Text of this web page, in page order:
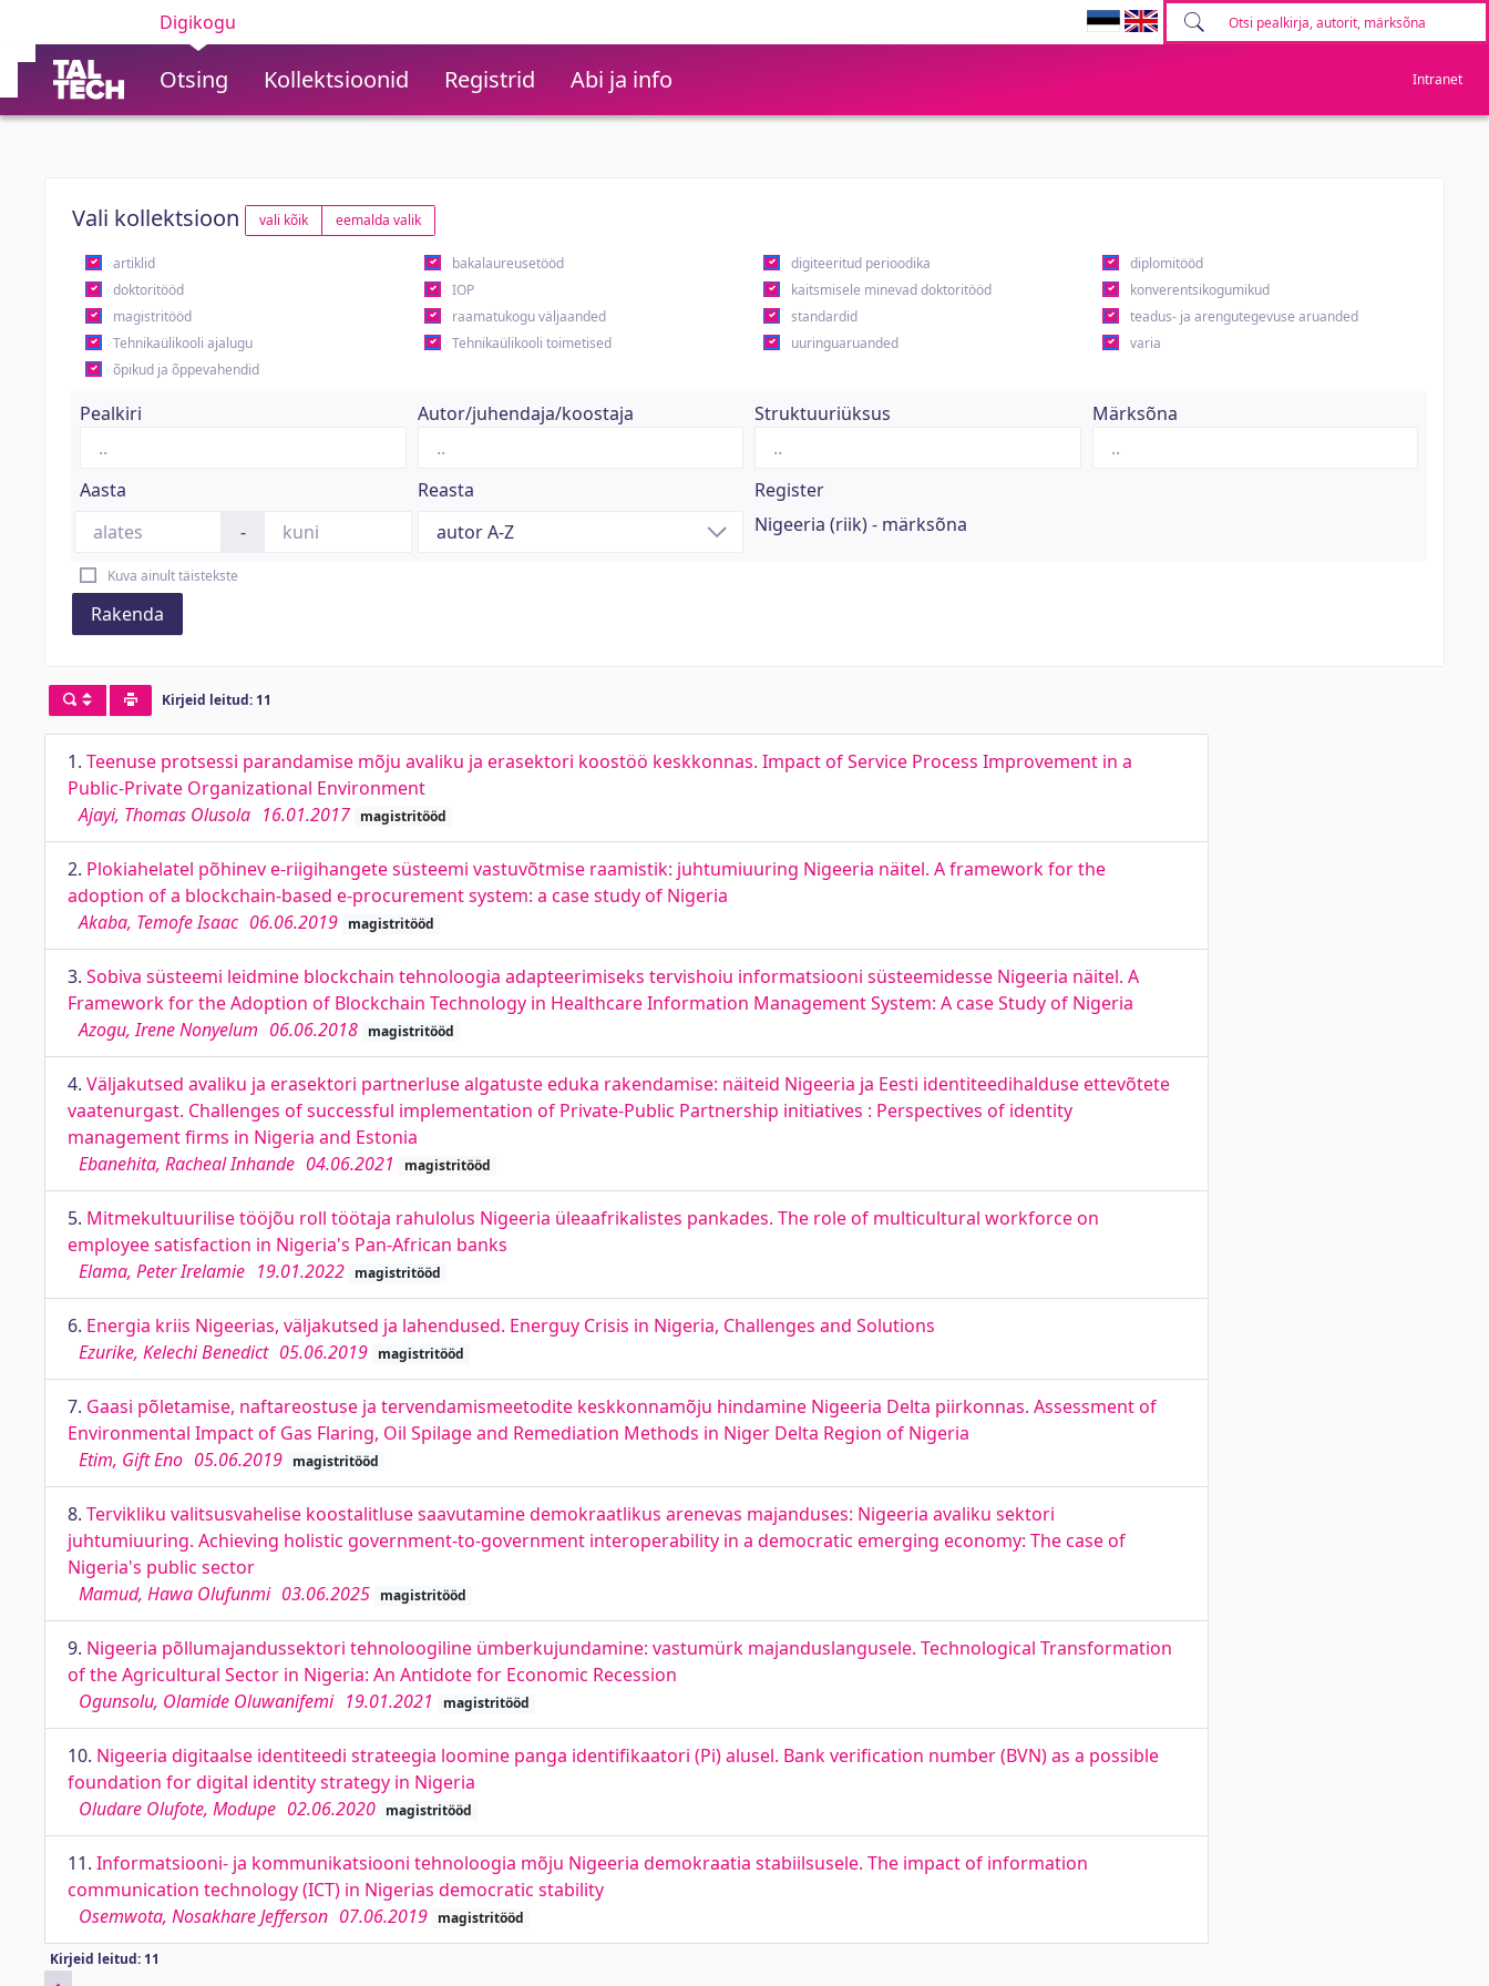
Digikogu
Otsing Kollektsioonid Registrid Abi ja info Intranet
Vali kollektsioon vali kõik eemalda valik
artiklid bakalaureusetööd digiteeritud perioodika
diplomitööd
doktoritööd
IOP kaitsmisele minevad doktoritööd
konverentsikogumikud
magistritööd
raamatukogu väljaanded standardid
teadus- ja arengutegevuse aruanded
Tehnikaülikooli ajalugu
Tehnikaülikooli toimetised uuringuaruanded
varia
õpikud ja õppevahendid
Pealkiri Autor/juhendaja/koostaja Struktuuriüksus Märksõna
Aasta
-
Reasta
Register
Nigeeria (riik) - märksõna
Kuva ainult täistekste
Rakenda
Kirjeid leitud: 11
1. Teenuse protsessi parandamise mõju avaliku ja erasektori koostöö keskkonnas. Impact of Service Process Improvement in a
Public-Private Organizational Environment
Ajayi, Thomas Olusola 16.01.2017 magistritööd
2. Plokiahelatel põhinev e-riigihangete süsteemi vastuvõtmise raamistik: juhtumiuuring Nigeeria näitel. A framework for the
adoption of a blockchain-based e-procurement system: a case study of Nigeria
Akaba, Temofe Isaac 06.06.2019 magistritööd
3. Sobiva süsteemi leidmine blockchain tehnoloogia adapteerimiseks tervishoiu informatsiooni süsteemidesse Nigeeria näitel. A
Framework for the Adoption of Blockchain Technology in Healthcare Information Management System: A case Study of Nigeria
Azogu, Irene Nonyelum 06.06.2018 magistritööd
4. Väljakutsed avaliku ja erasektori partnerluse algatuste eduka rakendamise: näiteid Nigeeria ja Eesti identiteedihalduse ettevõtete
vaatenurgast. Challenges of successful implementation of Private-Public Partnership initiatives : Perspectives of identity
management firms in Nigeria and Estonia
Ebanehita, Racheal Inhande 04.06.2021 magistritööd
5. Mitmekultuurilise tööjõu roll töötaja rahulolus Nigeeria üleaafrikalistes pankades. The role of multicultural workforce on
employee satisfaction in Nigeria's Pan-African banks
Elama, Peter Irelamie 19.01.2022 magistritööd
6. Energia kriis Nigeerias, väljakutsed ja lahendused. Energuy Crisis in Nigeria, Challenges and Solutions
Ezurike, Kelechi Benedict 05.06.2019 magistritööd
7. Gaasi põletamise, naftareostuse ja tervendamismeetodite keskkonnamõju hindamine Nigeeria Delta piirkonnas. Assessment of
Environmental Impact of Gas Flaring, Oil Spilage and Remediation Methods in Niger Delta Region of Nigeria
Etim, Gift Eno 05.06.2019 magistritööd
8. Tervikliku valitsusvahelise koostalitluse saavutamine demokraatlikus arenevas majanduses: Nigeeria avaliku sektori
juhtumiuuring. Achieving holistic government-to-government interoperability in a democratic emerging economy: The case of
Nigeria's public sector
Mamud, Hawa Olufunmi 03.06.2025 magistritööd
9. Nigeeria põllumajandussektori tehnoloogiline ümberkujundamine: vastumürk majanduslangusele. Technological Transformation
of the Agricultural Sector in Nigeria: An Antidote for Economic Recession
Ogunsolu, Olamide Oluwanifemi 19.01.2021 magistritööd
10. Nigeeria digitaalse identiteedi strateegia loomine panga identifikaatori (Pi) alusel. Bank verification number (BVN) as a possible
foundation for digital identity strategy in Nigeria
Oludare Olufote, Modupe 02.06.2020 magistritööd
11. Informatsiooni- ja kommunikatsiooni tehnoloogia mõju Nigeeria demokraatia stabiilsusele. The impact of information
communication technology (ICT) in Nigerias democratic stability
Osemwota, Nosakhare Jefferson 07.06.2019 magistritööd
Kirjeid leitud: 11